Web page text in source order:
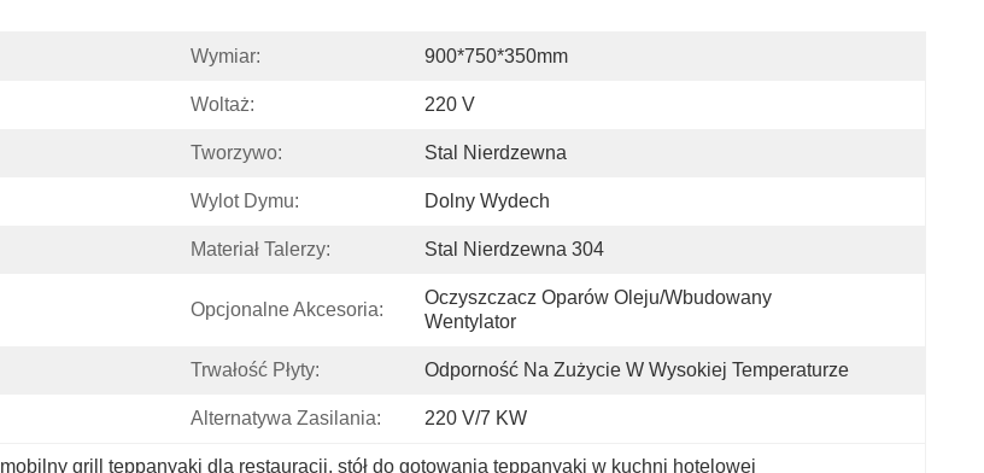
Wymiar: 900*750*350mm
Woltaż: 220 V
Tworzywo: Stal Nierdzewna
Wylot Dymu: Dolny Wydech
Materiał Talerzy: Stal Nierdzewna 304
Opcjonalne Akcesoria:
Oczyszczacz Oparów Oleju/wbudowany
Wentylator
Trwałość Płyty: Odporność Na Zużycie W Wysokiej Temperaturze
Alternatywa Zasilania: 220 V/7 KW
mobilny grill teppanyaki dla restauracji, stół do gotowania teppanyaki w kuchni hotelowej